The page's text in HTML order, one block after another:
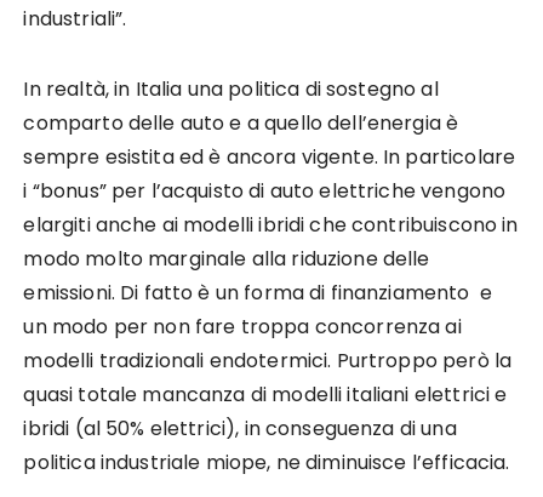
industriali”.
In realtà, in Italia una politica di sostegno al
comparto delle auto e a quello dell’energia è
sempre esistita ed è ancora vigente. In particolare
i “bonus” per l’acquisto di auto elettriche vengono
elargiti anche ai modelli ibridi che contribuiscono in
modo molto marginale alla riduzione delle
emissioni. Di fatto è un forma di finanziamento e
un modo per non fare troppa concorrenza ai
modelli tradizionali endotermici. Purtroppo però la
quasi totale mancanza di modelli italiani elettrici e
ibridi (al 50% elettrici), in conseguenza di una
politica industriale miope, ne diminuisce l’efficacia.